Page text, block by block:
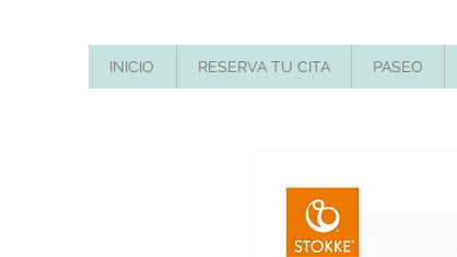
INICIO RESERVA TU CITA PASEO